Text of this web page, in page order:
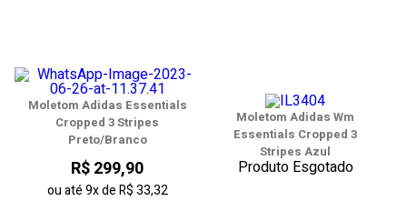
Moletom Adidas Essentials
Cropped 3 Stripes
Preto/Branco
R$ 299,90
ou até9xdeR$ 33,32
Moletom Adidas Wm
Essentials Cropped 3
Stripes Azul
Produto Esgotado